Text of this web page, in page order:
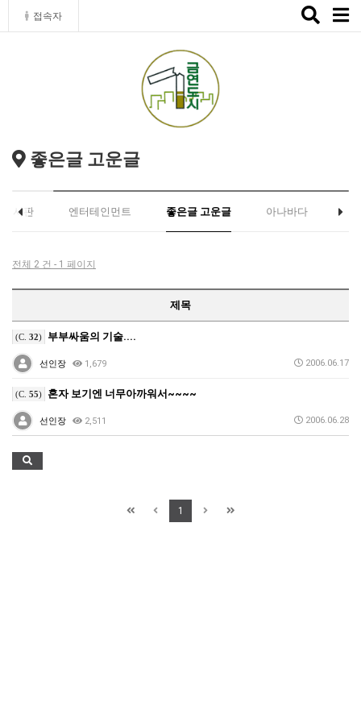
접속자
Toggle
좋은글 고운글
게시판 엔터테인먼트 좋은글 고운글 아나바다
전체 2 건 - 1 페이지
제목
(C. 32) 부부싸움의 기술....
선인장 1,679 2006.06.17
(C. 55) 혼자 보기엔 너무아까워서~~~~
선인장 2,511 2006.06.28
1